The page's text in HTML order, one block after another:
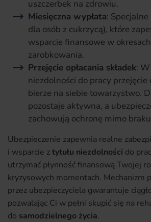
uszczerbek na zdrowiu.
Miesięczna wypłata:
dla osób z cukrzycą), które
wsparcie finansowe w
zarobkowania.
Przejęcie opłacania składek:
niezdolności do pracy przejęcie
bierze na siebie towarzystwo.
pozostaje aktywna, a
zachowują ochronę mimo
Ubezpieczenie zapewnia realne
i wsparcie ztytułu niezdolności do
utrzymać płynność finansową Twojej
kryzysowych momentach. Mechanizm
przez ubezpieczyciela gwarantuje
pozwalając Ci w pełni skupić się na
do samodzielnego życia.